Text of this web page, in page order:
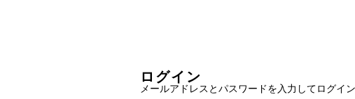
ログイン
メールアドレスとパスワードを入力してログイ